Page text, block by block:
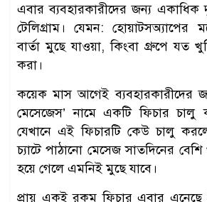
এবার ব্যবহারকারীদের জন্য
টেলিগ্রাম। যেমন: হোয়াটসঅ্যাপের
বার্তা মুছে যাওয়া, কিংবা গ্রুপে যত
করা।
কয়েক মাস আগেই ব্যবহারকারীদের
মেসেজেস’ নামে একটি ফিচার চালু
যেখানে এই ফিচারটি কেউ চালু
চ্যাটে পাঠানো মেসেজ সাতদিনের
হয়ে গেলে এমনিই মুছে যাবে।
প্রায় একই রকম ফিচার এবার এনেছে